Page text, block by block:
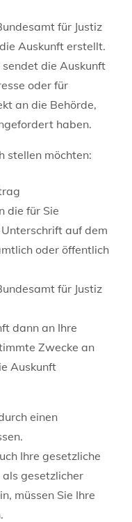
für Justiz
Auskunft erstellt.
die Auskunft
oder für
an die Behörde,
haben.
stellen möchten:
die für Sie
auf dem
oder öffentlich
für Justiz
dann an Ihre
Zwecke an
Auskunft
einen
Ihre gesetzliche
gesetzlicher
müssen Sie Ihre